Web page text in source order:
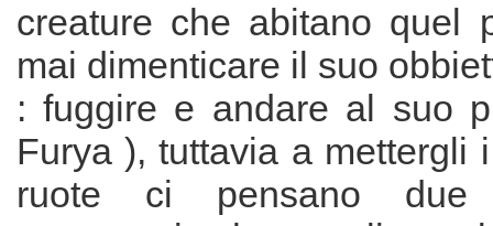
creature che abitano quel
mai dimenticare il suo
: fuggire e andare al suo
Furya ), tuttavia a mettergli
ruote ci pensano due